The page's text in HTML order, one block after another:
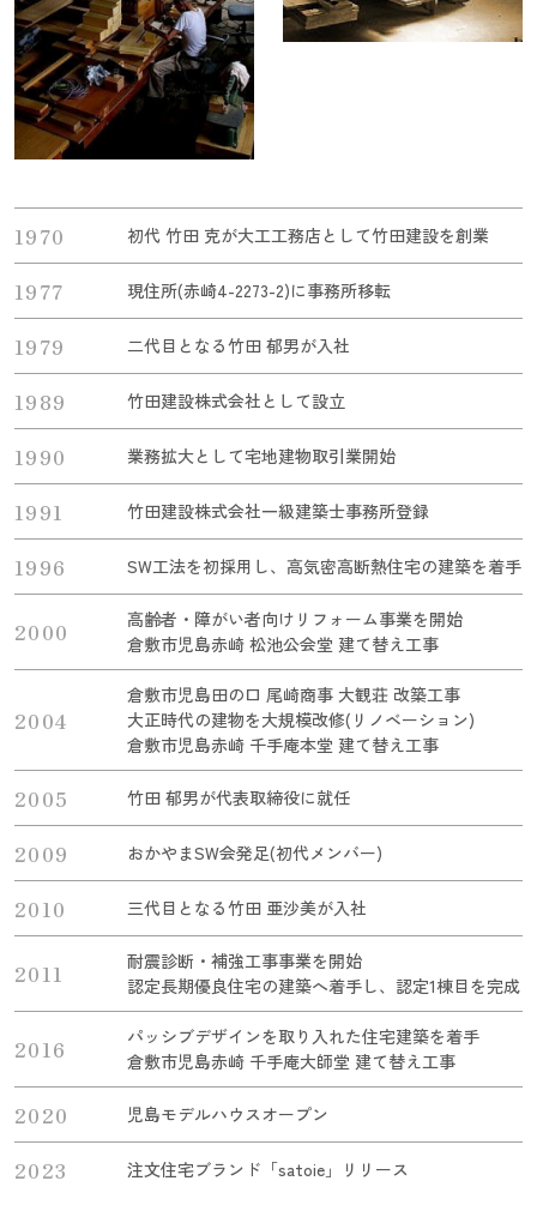
1970 初代 竹田 克が大工工務店として竹田建設を創業
1977 現住所(赤崎4-2273-2)に事務所移転
1979 二代目となる竹田 郁男が入社
1989 竹田建設株式会社として設立
1990 業務拡大として宅地建物取引業開始
1991 竹田建設株式会社一級建築士事務所登録
1996 SW工法を初採用し、高気密高断熱住宅の建築を着手
2000
高齢者・障がい者向けリフォーム事業を開始
倉敷市児島赤崎 松池公会堂 建て替え工事
2004
倉敷市児島田の口 尾崎商事 大観荘 改築工事
大正時代の建物を大規模改修(リノベーション)
倉敷市児島赤崎 千手庵本堂 建て替え工事
2005 竹田 郁男が代表取締役に就任
2009 おかやまSW会発足(初代メンバー)
2010 三代目となる竹田 亜沙美が入社
2011
耐震診断・補強工事事業を開始
認定長期優良住宅の建築へ着手し、認定1棟目を完成
2016
パッシブデザインを取り入れた住宅建築を着手
倉敷市児島赤崎 千手庵大師堂 建て替え工事
2020 児島モデルハウスオープン
2023 注文住宅ブランド「satoie」リリース